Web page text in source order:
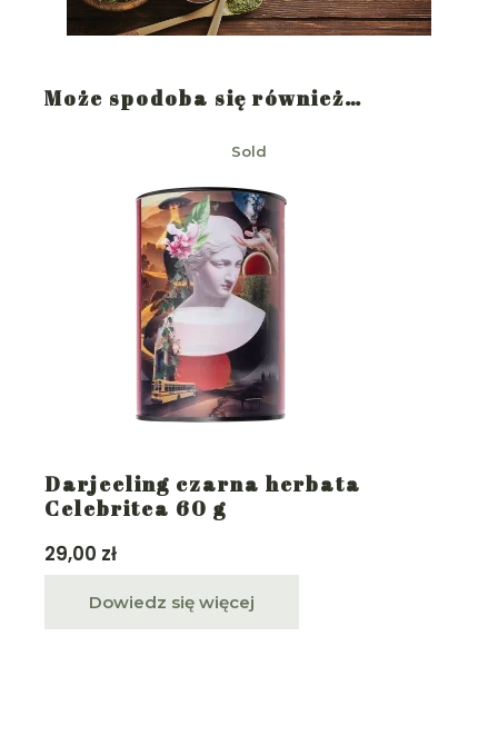
Może spodoba się również…
Sold
Darjeeling czarna herbata
Celebritea 60 g
29,00 zł
Dowiedz się więcej